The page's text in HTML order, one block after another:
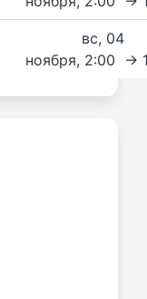
вс, 04
ноября, 2:00 →